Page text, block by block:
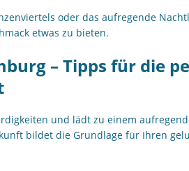
oder das aufregende
etwas zu bieten.
– Tipps für die
und lädt zu einem
bildet die Grundlage für Ihren